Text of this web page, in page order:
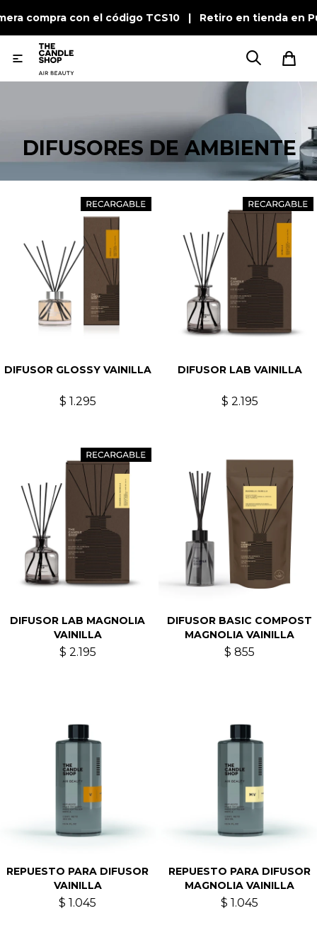
compra con el código TCS10 | Retiro en tienda en

DIFUSORES DE AMBIENTE
DIFUSOR GLOSSY VAINILLA
$ 1.295
DIFUSOR LAB VAINILLA
$ 2.195
DIFUSOR LAB MAGNOLIA
VAINILLA
$ 2.195
DIFUSOR BASIC COMPOST
MAGNOLIA VAINILLA
$ 855
REPUESTO PARA DIFUSOR
VAINILLA
$ 1.045
REPUESTO PARA DIFUSOR
MAGNOLIA VAINILLA
$ 1.045